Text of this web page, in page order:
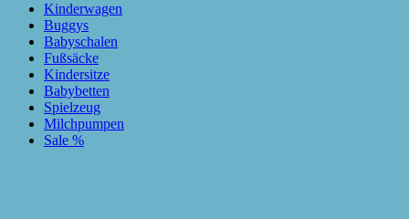
Kinderwagen
Buggys
Babyschalen
Fußsäcke
Kindersitze
Babybetten
Spielzeug
Milchpumpen
Sale %